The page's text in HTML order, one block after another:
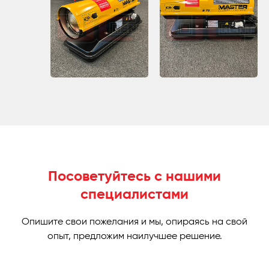
Посоветуйтесь с нашими
специалистами
Опишите свои пожелания и мы, опираясь на свой
опыт, предложим наилучшее решение.